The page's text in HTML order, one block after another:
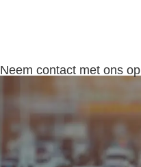
Neem contact met ons op